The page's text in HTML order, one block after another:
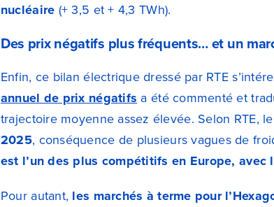
nucléaire (+ 3,5 et + 4,3 TWh).
Des prix négatifs plus fréquents… et un
Enfin, ce bilan électrique dressé par RTE
annuel de prix négatifs a été commenté et
trajectoire moyenne assez élevée. Selon RTE,
2025, conséquence de plusieurs vagues de
est l’un des plus compétitifs en Europe, avec
Pour autant, les marchés à terme pour